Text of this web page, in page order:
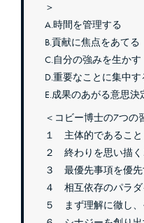
＞
A.時間を管理する
B.貢献に焦点をあてる
C.自分の強みを生かす
D.重要なことに集中す
E.成果のあがる意思決
＜コビー博士の7つの
１ 主体的であること
２ 終わりを思い描く
３ 最優先事項を優先
４ 相互依存のパラダ
５ まず理解に徹し、